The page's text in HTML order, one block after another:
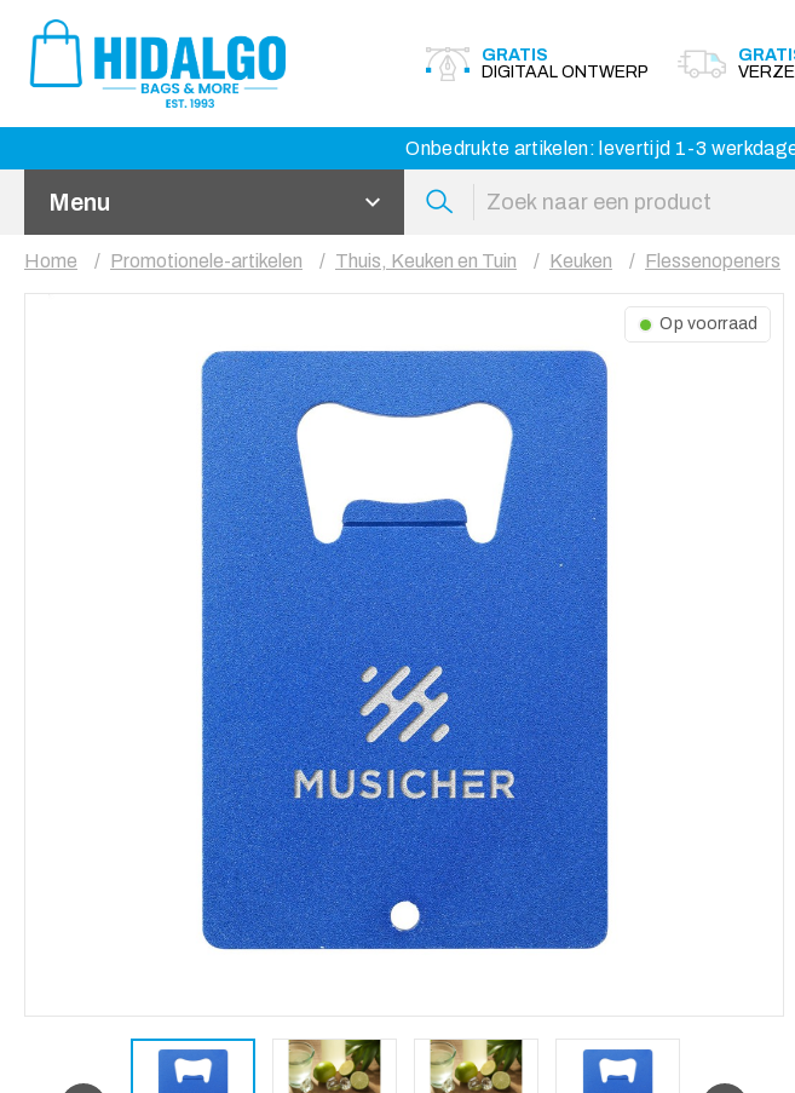
GRATIS
DIGITAAL ONTWERP
Onbedrukte artikelen: levertijd 1-3
Menu
Home Promotionele-artikelen Thuis, Keuken en Tuin Keuken Flessenopeners
Op voorraad